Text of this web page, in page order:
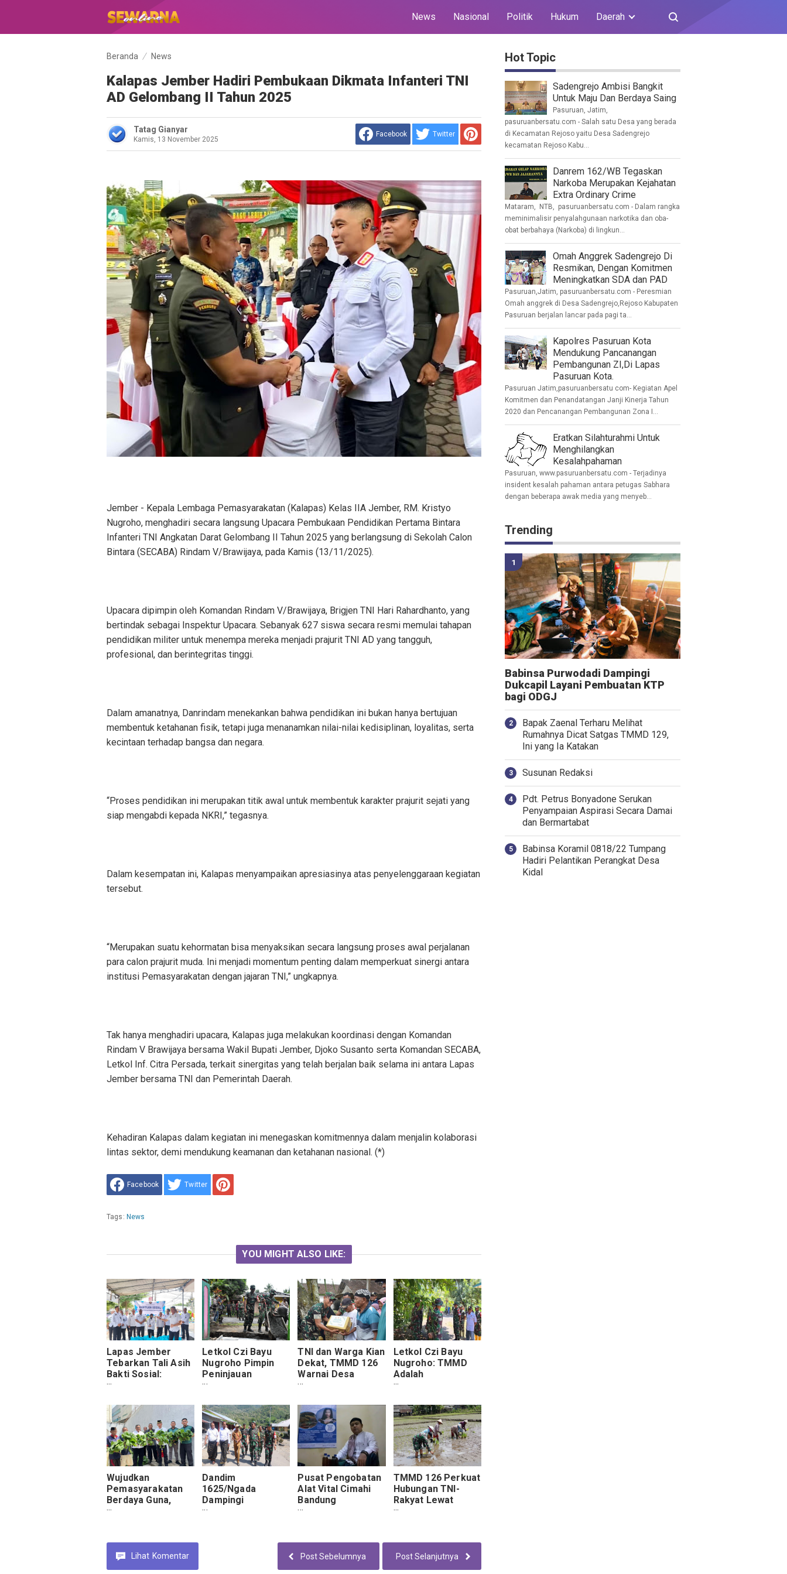
News Nasional Politik Hukum Daerah
Beranda News
Kalapas Jember Hadiri Pembukaan Dikmata Infanteri TNI
AD Gelombang II Tahun 2025
Tatag Gianyar
Kamis, 13 November 2025
Facebook Twitter
Jember - Kepala Lembaga Pemasyarakatan (Kalapas) Kelas IIA Jember, RM. Kristyo
Nugroho, menghadiri secara langsung Upacara Pembukaan Pendidikan Pertama Bintara
Infanteri TNI Angkatan Darat Gelombang II Tahun 2025 yang berlangsung di Sekolah Calon
Bintara (SECABA) Rindam V/Brawijaya, pada Kamis (13/11/2025).
Upacara dipimpin oleh Komandan Rindam V/Brawijaya, Brigjen TNI Hari Rahardhanto, yang
bertindak sebagai Inspektur Upacara. Sebanyak 627 siswa secara resmi memulai tahapan
pendidikan militer untuk menempa mereka menjadi prajurit TNI AD yang tangguh,
profesional, dan berintegritas tinggi.
Dalam amanatnya, Danrindam menekankan bahwa pendidikan ini bukan hanya bertujuan
membentuk ketahanan fisik, tetapi juga menanamkan nilai-nilai kedisiplinan, loyalitas, serta
kecintaan terhadap bangsa dan negara.
“Proses pendidikan ini merupakan titik awal untuk membentuk karakter prajurit sejati yang
siap mengabdi kepada NKRI,” tegasnya.
Dalam kesempatan ini, Kalapas menyampaikan apresiasinya atas penyelenggaraan kegiatan
tersebut.
“Merupakan suatu kehormatan bisa menyaksikan secara langsung proses awal perjalanan
para calon prajurit muda. Ini menjadi momentum penting dalam memperkuat sinergi antara
institusi Pemasyarakatan dengan jajaran TNI,” ungkapnya.
Tak hanya menghadiri upacara, Kalapas juga melakukan koordinasi dengan Komandan
Rindam V Brawijaya bersama Wakil Bupati Jember, Djoko Susanto serta Komandan SECABA,
Letkol Inf. Citra Persada, terkait sinergitas yang telah berjalan baik selama ini antara Lapas
Jember bersama TNI dan Pemerintah Daerah.
Kehadiran Kalapas dalam kegiatan ini menegaskan komitmennya dalam menjalin kolaborasi
lintas sektor, demi mendukung keamanan dan ketahanan nasional. (*)
Facebook Twitter
Tags: News
YOU MIGHT ALSO LIKE:
Lapas Jember
Tebarkan Tali Asih
Bakti Sosial:
Wujudkan
Letkol Czi Bayu
Nugroho Pimpin
Peninjauan
Drainase TMMD di
TNI dan Warga Kian
Dekat, TMMD 126
Warnai Desa
Lebakharjo dengan
Letkol Czi Bayu
Nugroho: TMMD
Adalah
Membangun
Sekaligus
Kebersamaan
Wujudkan
Pemasyarakatan
Berdaya Guna,
Lapas Jember
Praktis
Dandim
1625/Ngada
Dampingi
Kunjungan Kerja
Pusat Pengobatan
Alat Vital Cimahi
Bandung
H.Abdulazis
TMMD 126 Perkuat
Hubungan TNI-
Rakyat Lewat
Penanaman Padi
Lihat Komentar Post Selanjutnya
Post Sebelumnya
Hot Topic
Sadengrejo Ambisi Bangkit
Untuk Maju Dan Berdaya Saing
Pasuruan, Jatim,
pasuruanbersatu.com - Salah satu Desa yang berada
di Kecamatan Rejoso yaitu Desa Sadengrejo
kecamatan Rejoso Kabu...
Danrem 162/WB Tegaskan
Narkoba Merupakan Kejahatan
Extra Ordinary Crime
Mataram, NTB, pasuruanbersatu.com - Dalam rangka
meminimalisir penyalahgunaan narkotika dan oba-
obat berbahaya (Narkoba) di lingkun...
Omah Anggrek Sadengrejo Di
Resmikan, Dengan Komitmen
Meningkatkan SDA dan PAD
Pasuruan,Jatim, pasuruanbersatu.com - Peresmian
Omah anggrek di Desa Sadengrejo,Rejoso Kabupaten
Pasuruan berjalan lancar pada pagi ta...
Kapolres Pasuruan Kota
Mendukung Pancanangan
Pembangunan ZI,Di Lapas
Pasuruan Kota.
Pasuruan Jatim,pasuruanbersatu com- Kegiatan Apel
Komitmen dan Penandatangan Janji Kinerja Tahun
2020 dan Pencanangan Pembangunan Zona I...
Eratkan Silahturahmi Untuk
Menghilangkan
Kesalahpahaman
Pasuruan, www.pasuruanbersatu.com - Terjadinya
insident kesalah pahaman antara petugas Sabhara
dengan beberapa awak media yang menyeb...
Trending
Babinsa Purwodadi Dampingi
Dukcapil Layani Pembuatan KTP
bagi ODGJ
Bapak Zaenal Terharu Melihat
Rumahnya Dicat Satgas TMMD 129,
Ini yang Ia Katakan
Susunan Redaksi
Pdt. Petrus Bonyadone Serukan
Penyampaian Aspirasi Secara Damai
dan Bermartabat
Babinsa Koramil 0818/22 Tumpang
Hadiri Pelantikan Perangkat Desa
Kidal